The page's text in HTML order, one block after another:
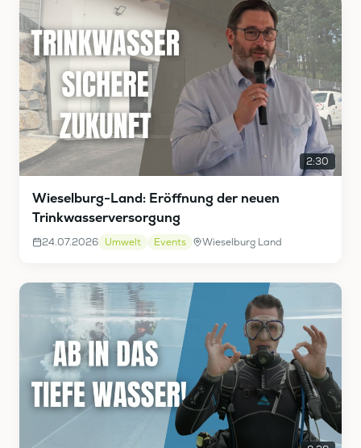
2:30
Wieselburg-Land: Eröffnung der neuen
Trinkwasserversorgung
24.07.2026 Umwelt Events Wieselburg Land